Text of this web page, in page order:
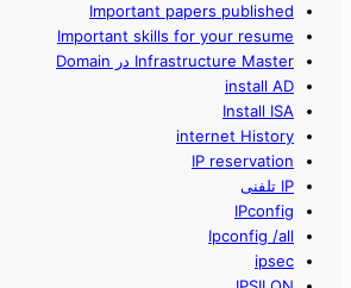
Important papers published
Important skills for your resume
Infrastructure Master در Domain
install AD
Install ISA
internet History
IP reservation
IP تلفنی
IPconfig
Ipconfig /all
ipsec